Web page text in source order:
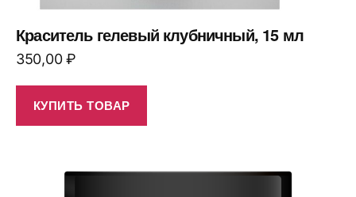
Краситель гелевый клубничный, 15 мл
350,00₽
КУПИТЬ ТОВАР